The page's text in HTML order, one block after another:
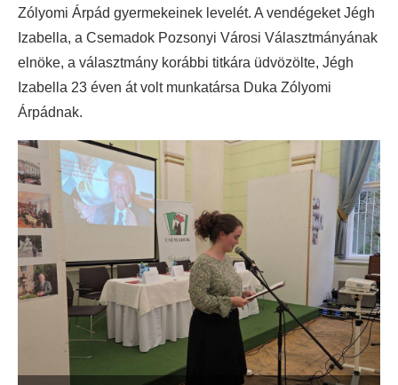
Zólyomi Árpád gyermekeinek levelét. A vendégeket Jégh
Izabella, a Csemadok Pozsonyi Városi Választmányának
elnöke, a választmány korábbi titkára üdvözölte, Jégh
Izabella 23 éven át volt munkatársa Duka Zólyomi
Árpádnak.